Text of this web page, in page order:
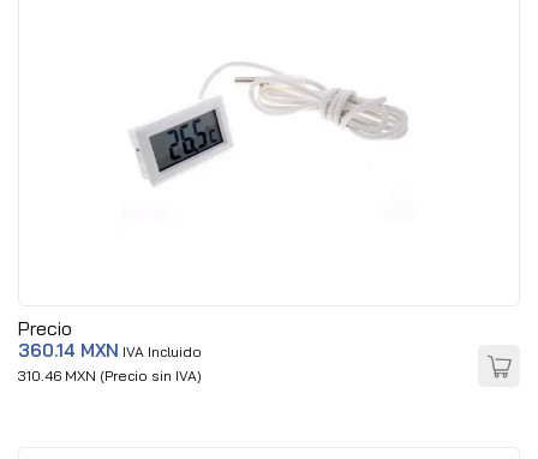
Precio
360.14 MXN IVA Incluido
310.46 MXN (Precio sin IVA)